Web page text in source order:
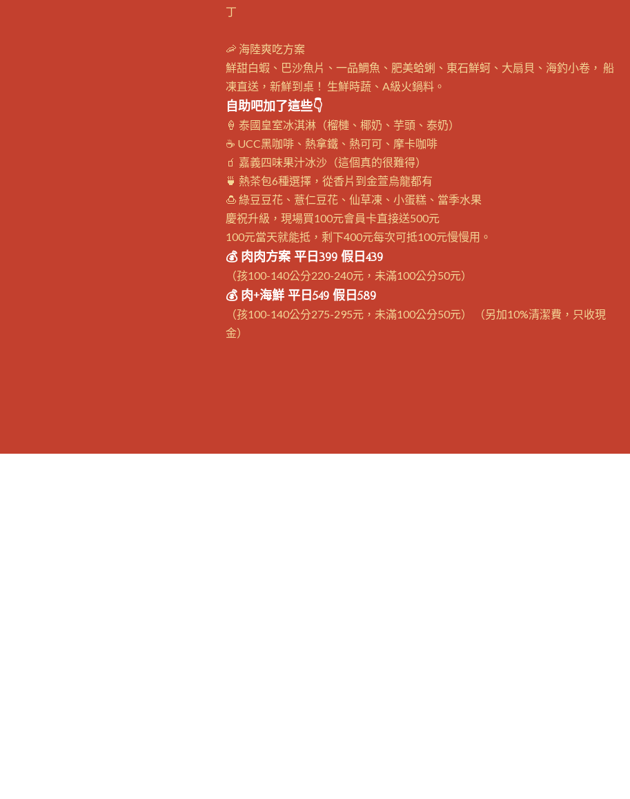
丁
🦐 海陸爽吃方案
鮮甜白蝦、巴沙魚片、一品鯛魚、肥美蛤蜊、東石鮮蚵、大扇貝、海釣小卷， 船
凍直送，新鮮到桌！ 生鮮時蔬、A級火鍋料。
自助吧加了這些👇
🍦 泰國皇室冰淇淋（榴槤、椰奶、芋頭、泰奶）
☕ UCC黑咖啡、熱拿鐵、熱可可、摩卡咖啡
🧃 嘉義四味果汁冰沙（這個真的很難得）
🍵 熱茶包6種選擇，從香片到金萱烏龍都有
🍮 綠豆豆花、薏仁豆花、仙草凍、小蛋糕、當季水果
慶祝升級，現場買100元會員卡直接送500元
100元當天就能抵，剩下400元每次可抵100元慢慢用。
💰 肉肉方案 平日399 假日439
（孩100-140公分220-240元，未滿100公分50元）
💰 肉+海鮮 平日549 假日589
（孩100-140公分275-295元，未滿100公分50元） （另加10%清潔費，只收現
金）